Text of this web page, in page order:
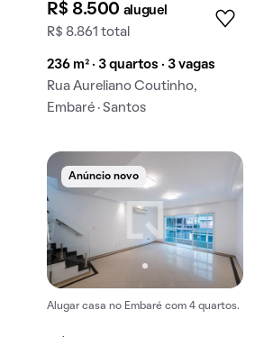
R$ 8.500 aluguel
R$ 8.861 total
236 m² · 3 quartos · 3 vagas
Rua Aureliano Coutinho,
Embaré · Santos
Anúncio novo
Alugar casa no Embaré com 4 quartos.